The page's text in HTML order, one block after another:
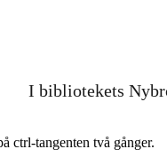
I bibliotekets
ctrl-tangenten två gånger.